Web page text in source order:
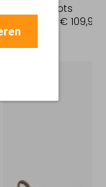
Veterboots
€ 109,99